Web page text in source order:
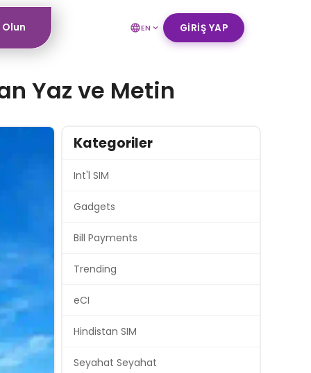
Olun EN GIRIŞ YAP
Yaz ve Metin
Kategoriler
Int'l SIM
Gadgets
Bill Payments
Trending
eCI
Hindistan SIM
Seyahat Seyahat